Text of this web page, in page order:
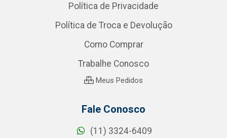
Política de Privacidade
Política de Troca e Devolução
Como Comprar
Trabalhe Conosco
Meus Pedidos
Fale Conosco
(11) 3324-6409